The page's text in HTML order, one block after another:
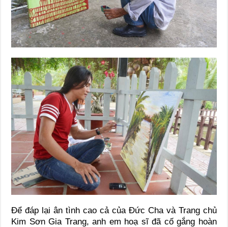
Để đáp lại ân tình cao cả của Đức Cha và Trang chủ
Kim Sơn Gia Trang, anh em hoạ sĩ đã cố gắng hoàn